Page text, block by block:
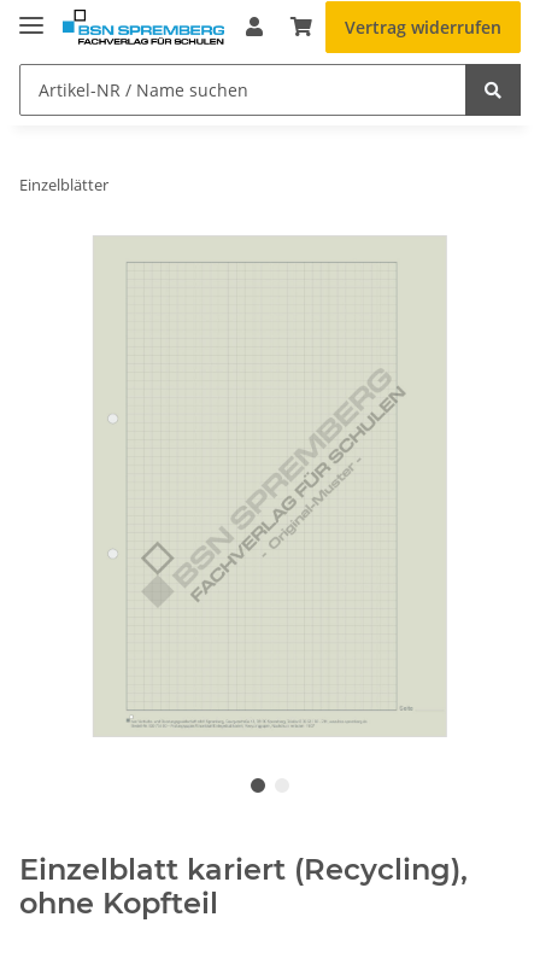
Vertrag widerrufen
Einzelblätter
Einzelblatt kariert (Recycling),
ohne Kopfteil